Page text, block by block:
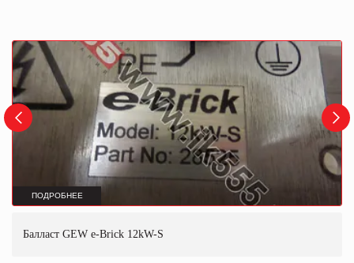
ПОДРОБНЕЕ
Балласт GEW e-Brick 12kW-S